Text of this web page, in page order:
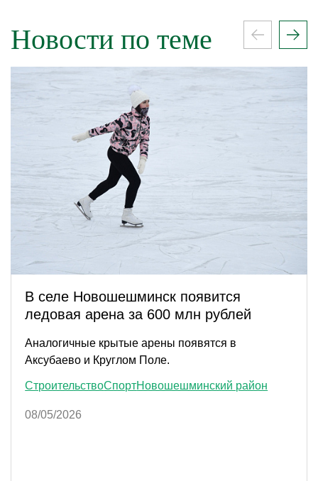
Новости по теме
В селе Новошешминск появится
ледовая арена за 600 млн рублей
Аналогичные крытые арены появятся в
Аксубаево и Круглом Поле.
СтроительствоСпортНовошешминский район
08/05/2026